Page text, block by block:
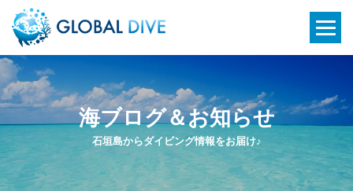
石垣島からダイビング情報をお届け♪
海ブログ＆お知らせ